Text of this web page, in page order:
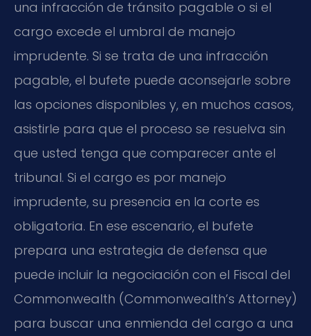
una infracción de tránsito pagable o si el
cargo excede el umbral de manejo
imprudente. Si se trata de una infracción
pagable, el bufete puede aconsejarle sobre
las opciones disponibles y, en muchos casos,
asistirle para que el proceso se resuelva sin
que usted tenga que comparecer ante el
tribunal. Si el cargo es por manejo
imprudente, su presencia en la corte es
obligatoria. En ese escenario, el bufete
prepara una estrategia de defensa que
puede incluir la negociación con el Fiscal del
Commonwealth (Commonwealth’s Attorney)
para buscar una enmienda del cargo a una